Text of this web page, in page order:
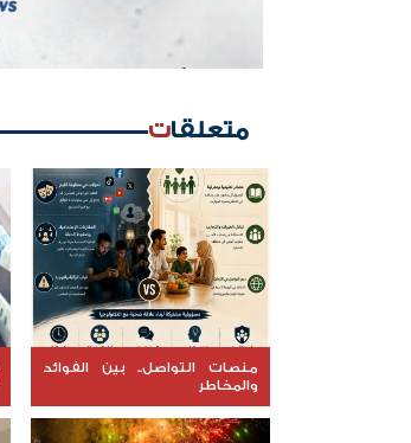
متعلقات
منصات التواصل.. بين الفوائد
والمخاطر